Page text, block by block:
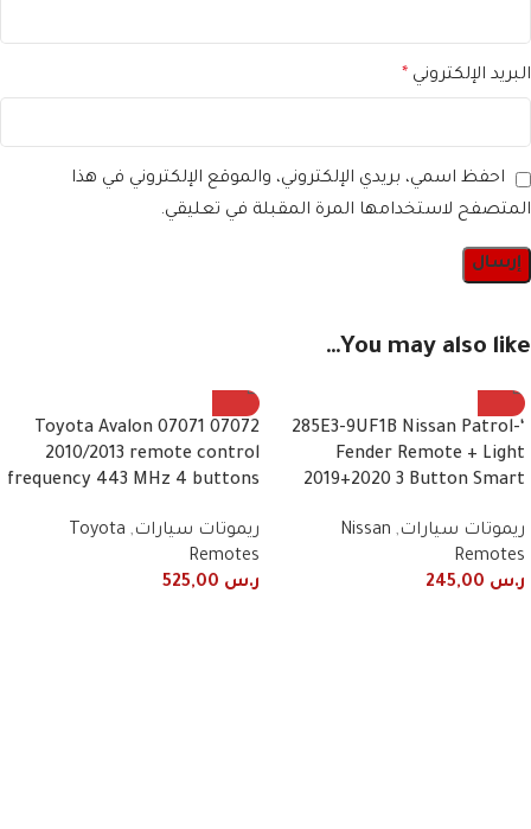
البريد الإلكتروني *
احفظ اسمي، بريدي الإلكتروني، والموقع الإلكتروني في هذا
المتصفح لاستخدامها المرة المقبلة في تعليقي.
You may also like…
‘-285E3-9UF1B Nissan Patrol
Fender Remote + Light
2019+2020 3 Button Smart
ريموتات سيارات,
Nissan
Remotes
ر.س
07072 07071 Toyota Avalon
2010/2013 remote control
frequency 443 MHz 4 buttons
ريموتات سيارات,
Toyota
Remotes
ر.س